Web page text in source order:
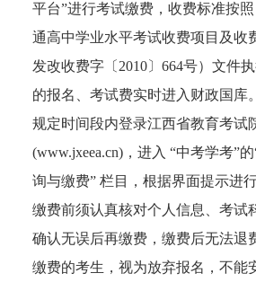
平台”进行考试缴费，收费标准按
通高中学业水平考试收费项目及收
发改收费字〔2010〕664号）文件
的报名、考试费实时进入财政国库
规定时间段内登录江西省教育考试
(www.jxeea.cn)，进入 “中考学考”
询与缴费” 栏目，根据界面提示进
缴费前须认真核对个人信息、考试
确认无误后再缴费，缴费后无法退
缴费的考生，视为放弃报名，不能